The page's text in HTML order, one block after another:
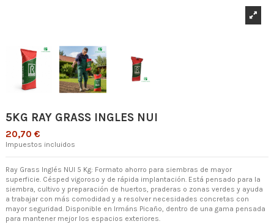
5KG RAY GRASS INGLES NUI
20,70 €
Impuestos incluidos
Ray Grass Inglés NUI 5 Kg: Formato ahorro para siembras de mayor
superficie. Césped vigoroso y de rápida implantación. Está pensado para la
siembra, cultivo y preparación de huertos, praderas o zonas verdes y ayuda
a trabajar con más comodidad y a resolver necesidades concretas con
mayor seguridad. Disponible en Irmáns Picaño, dentro de una gama pensada
para mantener mejor los espacios exteriores.